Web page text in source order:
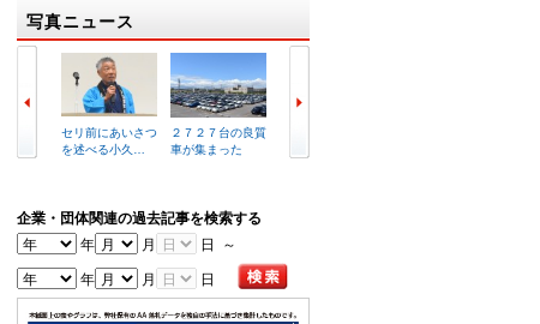
写真ニュース
セリ前にあいさつ
を述べる小久…
２７２７台の良質
車が集まった
企業・団体関連の過去記事を検索する
年
月 日 ～
年 月 日